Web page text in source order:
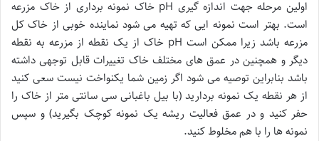
اولین مرحله جهت اندازه گیری pH خاک نمونه برداری از خاک مزرعه
است. بهتر است نمونه ایی که تهیه می شود نماینده خوبی از خاک کل
مزرعه باشد زیرا ممکن است pH خاک از یک نقطه از مزرعه به نقطه
دیگر و همچنین در عمق های مختلف خاک تغییرات قابل توجهی داشته
باشد بنابراین توصیه می شود اگر زمین شما یکنواخت نیست سعی کنید
از هر نقطه یک نمونه بردارید (با بیل باغبانی سی سانتی متر از خاک را
حفر کنید و در عمق فعالیت ریشه یک نمونه کوچک بگیرید) و سپس
نمونه ها را با هم مخلوط کنید.